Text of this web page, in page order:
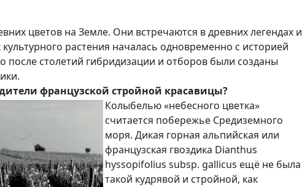
цветов на Земле. Они встречаются в древних легендах и
растения началась одновременно с историей
после столетий гибридизации и отборов были созданы
французской стройной красавицы?
Колыбелью «небесного цветка»
считается побережье Средиземного
моря. Дикая горная альпийская или
французская гвоздика Dianthus
hyssopifolius subsp. gallicus ещё не была
такой кудрявой и стройной, как